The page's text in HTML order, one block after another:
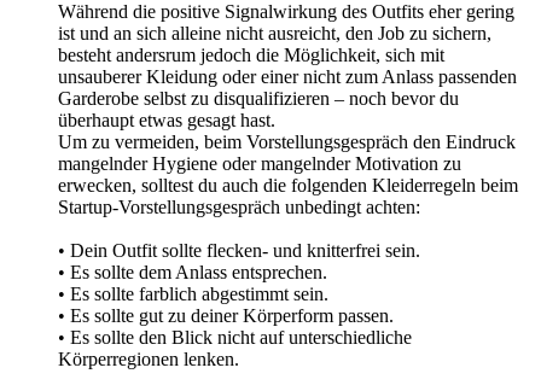
Während die positive Signalwirkung des Outfits eher gering
ist und an sich alleine nicht ausreicht, den Job zu sichern,
besteht andersrum jedoch die Möglichkeit, sich mit
unsauberer Kleidung oder einer nicht zum Anlass passenden
Garderobe selbst zu disqualifizieren – noch bevor du
überhaupt etwas gesagt hast.
Um zu vermeiden, beim Vorstellungsgespräch den Eindruck
mangelnder Hygiene oder mangelnder Motivation zu
erwecken, solltest du auch die folgenden Kleiderregeln beim
Startup-Vorstellungsgespräch unbedingt achten:
• Dein Outfit sollte flecken- und knitterfrei sein.
• Es sollte dem Anlass entsprechen.
• Es sollte farblich abgestimmt sein.
• Es sollte gut zu deiner Körperform passen.
• Es sollte den Blick nicht auf unterschiedliche
Körperregionen lenken.